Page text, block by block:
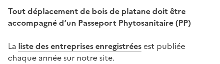
Tout déplacement de bois de platane doit être
accompagné d’un Passeport Phytosanitaire (PP)
La liste des entreprises enregistréesest publiée
chaque année sur notre site.